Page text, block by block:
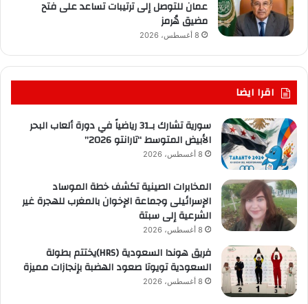
عمان للتوصل إلى ترتيبات تساعد على فتح
مضيق هُرمز
8 أغسطس، 2026
اقرا ايضا
سورية تشارك بـ31 رياضياً في دورة ألعاب البحر
الأبيض المتوسط “تارانتو 2026”
8 أغسطس، 2026
المخابرات الصينية تكشف خطة الموساد
الإسرائيلى وجماعة الإخوان بالمغرب للهجرة غير
الشرعية إلى سبتة
8 أغسطس، 2026
فريق هوندا السعودية (HRS)يختتم بطولة
السعودية تويوتا صعود الهضبة بإنجازات مميزة
8 أغسطس، 2026